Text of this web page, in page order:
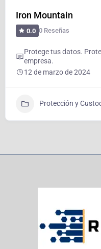
Iron Mountain
0.0 0 Reseñas
Protege tus datos.
empresa.
12 de marzo de 2024
Protección y